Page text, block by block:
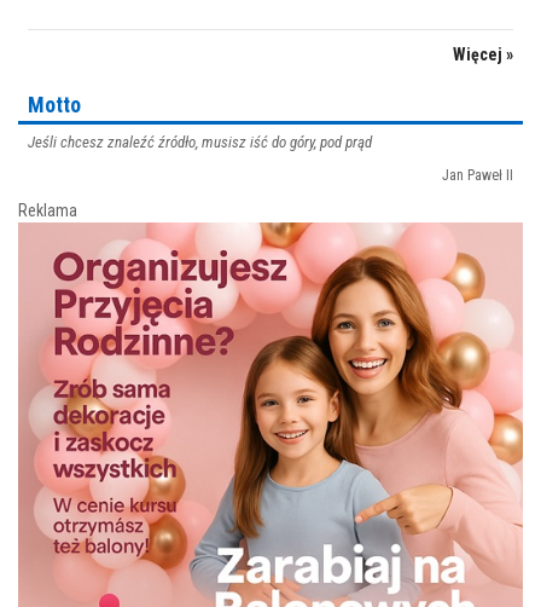
Więcej »
Motto
Jeśli chcesz znaleźć źródło, musisz iść do góry, pod prąd
Jan Paweł II
Reklama